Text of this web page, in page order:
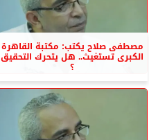
مصطفى صلاح يكتب: مكتبة القاهرة
الكبرى تستغيث.. هل يتحرك التحقيق
؟